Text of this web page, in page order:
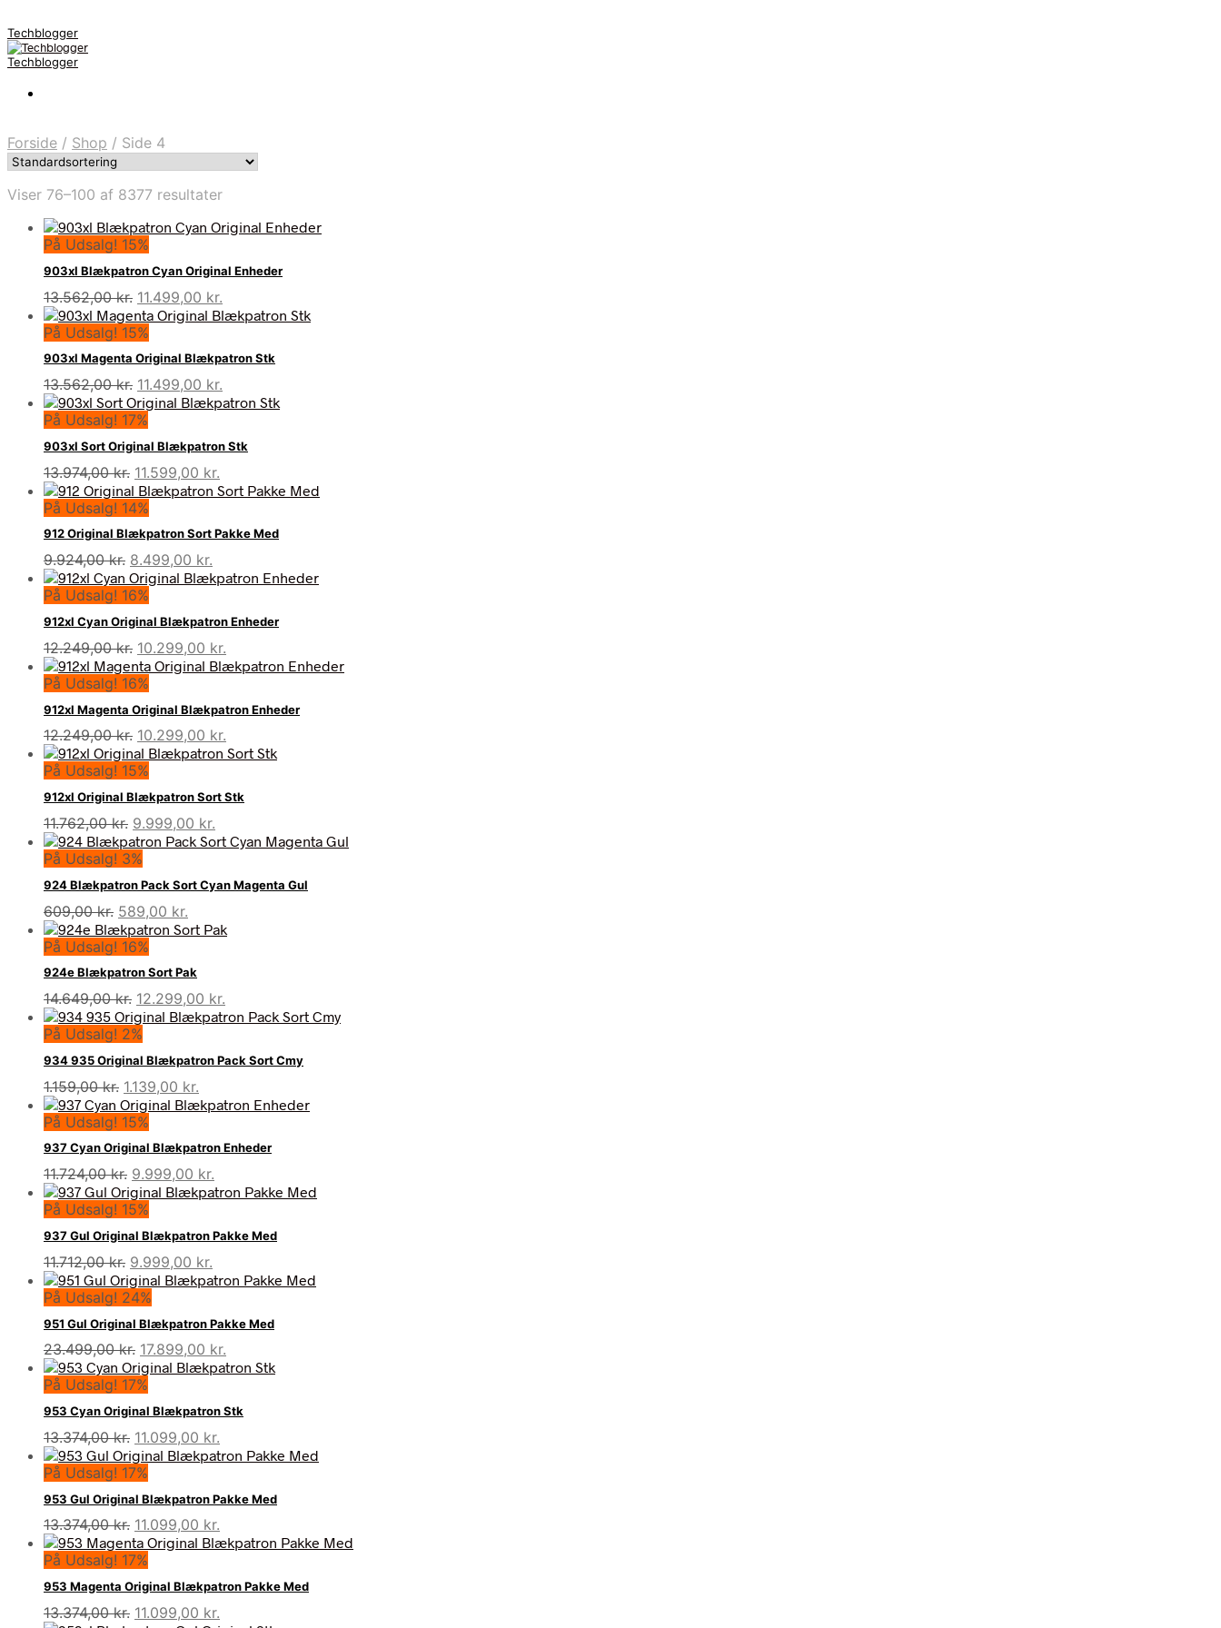
Techblogger
Techblogger
Forside / Shop / Side 4
Viser 76–100 af 8377 resultater
På Udsalg! 15%
903xl Blækpatron Cyan Original Enheder
13.562,00kr. Den
oprindelige
pris
var:
13.562,00 kr..
11.499,00 kr.
aktuelle
er:
11.499,00 kr..
På Udsalg! 15%
903xl Magenta Original Blækpatron Stk
13.562,00kr. Den
oprindelige
pris
var:
13.562,00 kr..
11.499,00 kr.
aktuelle
er:
11.499,00 kr..
På Udsalg! 17%
903xl Sort Original Blækpatron Stk
13.974,00kr. Den
oprindelige
pris
var:
13.974,00 kr..
11.599,00 kr.
aktuelle
er:
11.599,00 kr..
På Udsalg! 14%
912 Original Blækpatron Sort Pakke Med
9.924,00kr. Den
oprindelige
pris
var:
9.924,00 kr..
8.499,00 kr.
aktuelle
8.499,00 kr..
På Udsalg! 16%
912xl Cyan Original Blækpatron Enheder
12.249,00kr. Den
oprindelige
pris
var:
12.249,00 kr..
10.299,00 kr.
aktuelle
10.299,00 kr..
På Udsalg! 16%
912xl Magenta Original Blækpatron Enheder
12.249,00kr. Den
oprindelige
pris
var:
12.249,00 kr..
10.299,00 kr.
aktuelle
er:
10.299,00 kr..
På Udsalg! 15%
912xl Original Blækpatron Sort Stk
11.762,00kr. Den
oprindelige
pris
var:
11.762,00 kr..
9.999,00 kr.
aktuelle
9.999,00 kr..
På Udsalg! 3%
924 Blækpatron Pack Sort Cyan Magenta Gul
609,00kr. Den
oprindelige
pris
var:
609,00 kr..
589,00 kr.
aktuelle
er:
589,00 kr..
På Udsalg! 16%
924e Blækpatron Sort Pak
14.649,00kr. Den
oprindelige
pris
var:
14.649,00 kr..
12.299,00 kr.
aktuelle
er:
12.299,00 kr..
På Udsalg! 2%
934 935 Original Blækpatron Pack Sort Cmy
1.159,00kr. Den
oprindelige
pris
var:
1.159,00 kr..
1.139,00 kr.
aktuelle
er:
1.139,00 kr..
På Udsalg! 15%
937 Cyan Original Blækpatron Enheder
11.724,00kr. Den
oprindelige
pris
var:
11.724,00 kr..
9.999,00 kr.
aktuelle
er:
9.999,00 kr..
På Udsalg! 15%
937 Gul Original Blækpatron Pakke Med
11.712,00kr. Den
oprindelige
pris
var:
11.712,00 kr..
9.999,00 kr.
aktuelle
er:
9.999,00 kr..
På Udsalg! 24%
951 Gul Original Blækpatron Pakke Med
23.499,00kr. Den
oprindelige
pris
var:
23.499,00 kr..
17.899,00 kr.
aktuelle
er:
17.899,00 kr..
På Udsalg! 17%
953 Cyan Original Blækpatron Stk
13.374,00kr. Den
oprindelige
pris
var:
13.374,00 kr..
11.099,00 kr.
aktuelle
er:
11.099,00 kr..
På Udsalg! 17%
953 Gul Original Blækpatron Pakke Med
13.374,00kr. Den
oprindelige
pris
var:
13.374,00 kr..
11.099,00 kr.
aktuelle
er:
11.099,00 kr..
På Udsalg! 17%
953 Magenta Original Blækpatron Pakke Med
13.374,00kr. Den
11.099,00 kr.